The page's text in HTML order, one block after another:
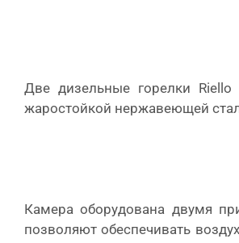
Две дизельные горелки
жаростойкой нержавеющей
Камера оборудована двумя
позволяют обеспечивать